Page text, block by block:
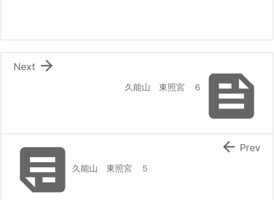

久能山 東照宮 ６

Next
久能山 東照宮 ５
 Prev